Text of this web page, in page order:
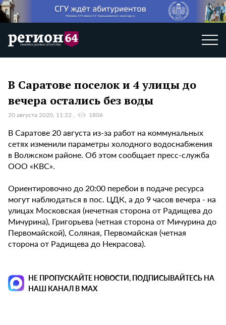
В Саратове поселок и 4 улицы до
вечера остались без воды
20 августа 2020, 11:22 1806
В Саратове 20 августа из-за работ на коммунальных
сетях изменили параметры холодного водоснабжения
в Волжском районе. Об этом сообщает пресс-служба
ООО «КВС».
Ориентировочно до 20:00 перебои в подаче ресурса
могут наблюдаться в пос. ЦДК, а до 9 часов вечера - на
улицах Московская (нечетная сторона от Радищева до
Мичурина), Григорьева (четная сторона от Мичурина до
Первомайской), Соляная, Первомайская (четная
сторона от Радищева до Некрасова).
НЕ ПРОПУСКАЙТЕ НОВОСТИ, ПОДПИСЫВАЙТЕСЬ НА
НАШ КАНАЛ В MAX